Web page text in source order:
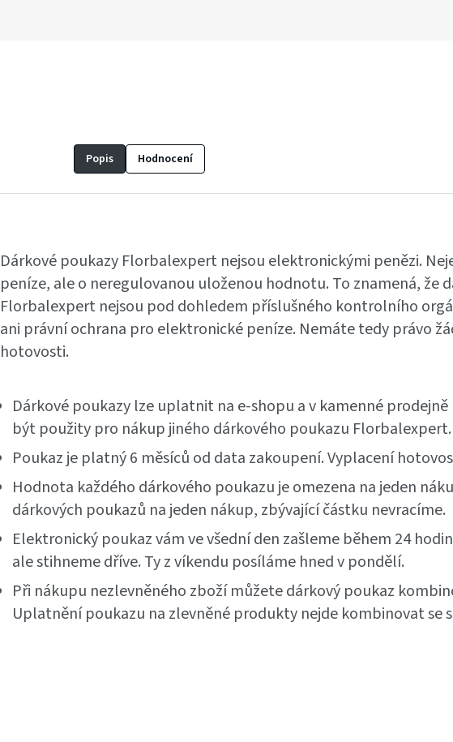
Popis Hodnocení
Dárkové poukazy Florbalexpert nejsou elektronickými penězi.
peníze, ale o neregulovanou uloženou hodnotu. To znamená, že
Florbalexpert nejsou pod dohledem příslušného kontrolního
ani právní ochrana pro elektronické peníze. Nemáte tedy právo
hotovosti.
Dárkové poukazy lze uplatnit na e-shopu a v kamenné
být použity pro nákup jiného dárkového poukazu Florbalexpert.
Poukaz je platný 6 měsíců od data zakoupení. Vyplacení
Hodnota každého dárkového poukazu je omezena na jeden
dárkových poukazů na jeden nákup, zbývající částku nevracíme.
Elektronický poukaz vám ve všední den zašleme během 24
ale stihneme dříve. Ty z víkendu posíláme hned v pondělí.
Při nákupu nezlevněného zboží můžete dárkový poukaz
Uplatnění poukazu na zlevněné produkty nejde kombinovat se